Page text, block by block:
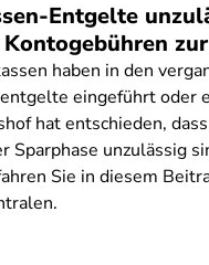
Entgelte
haben in den
eingeführt oder
hat entschieden,
Sparphase unzulässig
Sie in diesem